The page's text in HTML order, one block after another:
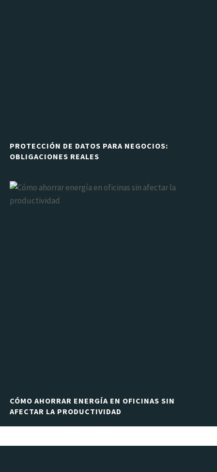
PROTECCIÓN DE DATOS PARA NEGOCIOS:
OBLIGACIONES REALES
CÓMO AHORRAR ENERGÍA EN OFICINAS SIN
AFECTAR LA PRODUCTIVIDAD